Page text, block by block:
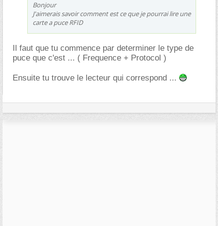
Bonjour
J'aimerais savoir comment est ce que je pourrai lire une
carte a puce RFID
Il faut que tu commence par determiner le type de
puce que c'est ... ( Frequence + Protocol )
Ensuite tu trouve le lecteur qui correspond ...